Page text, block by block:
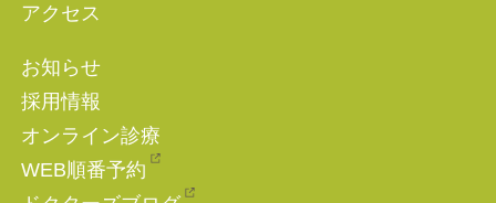
アクセス
お知らせ
採用情報
オンライン診療
WEB順番予約